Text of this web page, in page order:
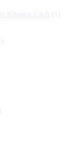
Khoảng Cách
(1)